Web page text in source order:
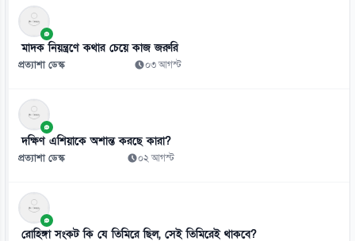
০৬ আগস্ট
১০
হামের উপসর্গ নিয়ে আরো ৬ শিশুর মৃত্যু
১১
‘আমরা কাউকে অসম্মান করতে আসিনি, জনগণের দাবি নিয়ে এসেছি’
০৬ আগস্ট
১২
ভিসা নিয়ে সতর্ক করলো ভারতীয় হাইকমিশন
০৬ আগস্ট
মাদক নিয়ন্ত্রণে কথার চেয়ে কাজ জরুরি
প্রত্যাশা ডেস্ক ০৩ আগস্ট
দক্ষিণ এশিয়াকে অশান্ত করছে কারা?
প্রত্যাশা ডেস্ক ০২ আগস্ট
রোহিঙ্গা সংকট কি যে তিমিরে ছিল, সেই তিমিরেই থাকবে?